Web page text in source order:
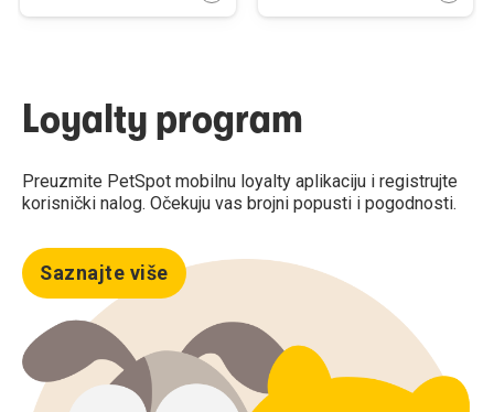
Loyalty program
Preuzmite PetSpot mobilnu loyalty aplikaciju i registrujte
korisnički nalog. Očekuju vas brojni popusti i pogodnosti.
Saznajte više